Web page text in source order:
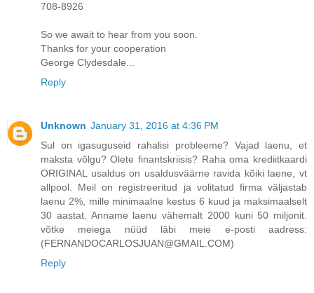
708-8926
So we await to hear from you soon.
Thanks for your cooperation
George Clydesdale...
Reply
Unknown January 31, 2016 at 4:36 PM
Sul on igasuguseid rahalisi probleeme? Vajad laenu, et
maksta võlgu? Olete finantskriisis? Raha oma krediitkaardi
ORIGINAL usaldus on usaldusväärne ravida kõiki laene, vt
allpool. Meil on registreeritud ja volitatud firma väljastab
laenu 2%, mille minimaalne kestus 6 kuud ja maksimaalselt
30 aastat. Anname laenu vähemalt 2000 kuni 50 miljonit.
võtke meiega nüüd läbi meie e-posti aadress:
(FERNANDOCARLOSJUAN@GMAIL.COM)
Reply